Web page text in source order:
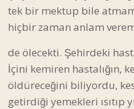
tek bir mektup bile
hiçbir zaman anlam
de ölecekti. Şehirdeki
İçini kemiren hastalığın,
öldüreceğini biliyordu,
getirdiği yemekleri ısıtıp